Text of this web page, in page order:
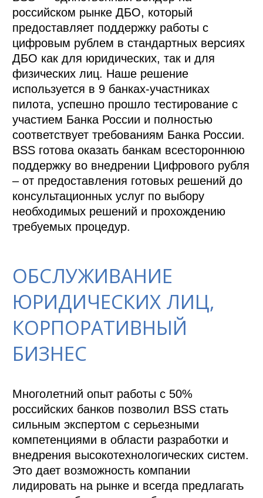
российском рынке ДБО, который
предоставляет поддержку работы с
цифровым рублем в стандартных версиях
ДБО как для юридических, так и для
физических лиц. Наше решение
используется в 9 банках-участниках
пилота, успешно прошло тестирование с
участием Банка России и полностью
соответствует требованиям Банка России.
BSS готова оказать банкам всестороннюю
поддержку во внедрении Цифрового рубля
– от предоставления готовых решений до
консультационных услуг по выбору
необходимых решений и прохождению
требуемых процедур.
ОБСЛУЖИВАНИЕ
ЮРИДИЧЕСКИХ ЛИЦ,
КОРПОРАТИВНЫЙ
БИЗНЕС
Многолетний опыт работы с 50%
российских банков позволил BSS стать
сильным экспертом с серьезными
компетенциями в области разработки и
внедрения высокотехнологических систем.
Это дает возможность компании
лидировать на рынке и всегда предлагать